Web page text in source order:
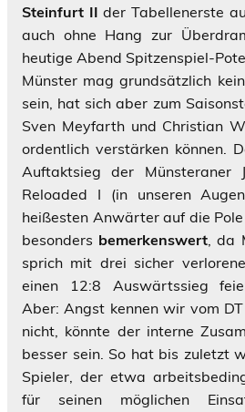
Steinfurt II der Tabellenerste
auch ohne Hang zur
heutige Abend Spitzenspiel-
Münster mag grundsätzlich
sein, hat sich aber zum
Sven Meyfarth und Christian
ordentlich verstärken können.
Auftaktsieg der Münsteraner
Reloaded I (in unseren
heißesten Anwärter auf die
besonders bemerkenswert, da
sprich mit drei sicher
einen 12:8 Auswärtssieg
Aber: Angst kennen wir vom
nicht, könnte der interne
besser sein. So hat bis zuletzt
Spieler, der etwa
für seinen möglichen